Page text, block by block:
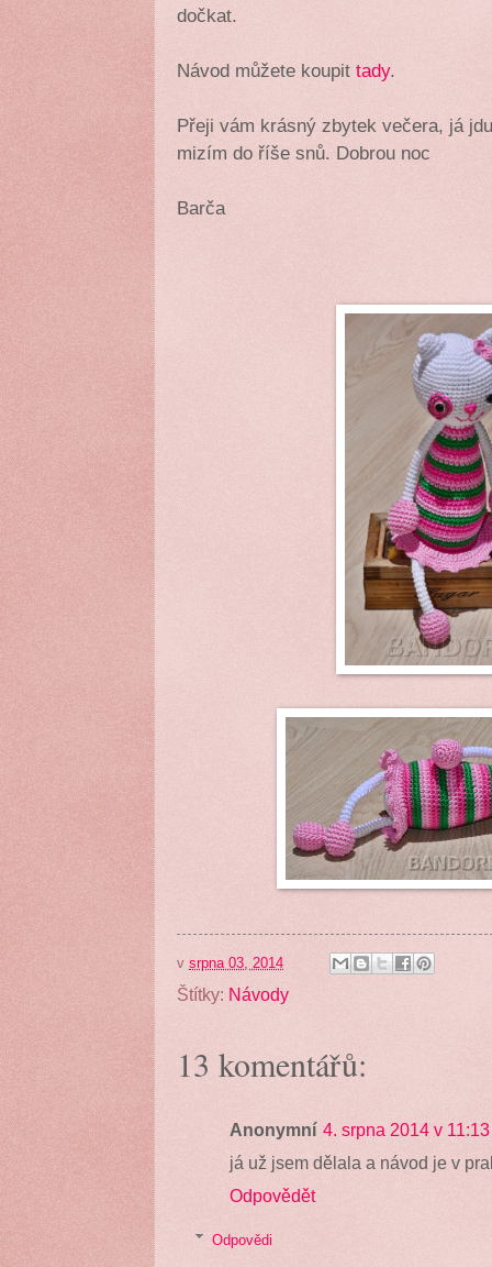
dočkat.
Návod můžete koupit tady.
Přeji vám krásný zbytek večera, já
mizím do říše snů. Dobrou noc
Barča
v srpna 03, 2014
Štítky: Návody
13 komentářů:
Anonymní 4. srpna 2014 v 11:13
já už jsem dělala a návod je v
Odpovědět
Odpovědi